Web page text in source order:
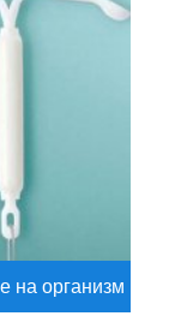
на организм